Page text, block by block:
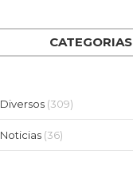
CATEGORIAS
Diversos(309)
Noticias(36)